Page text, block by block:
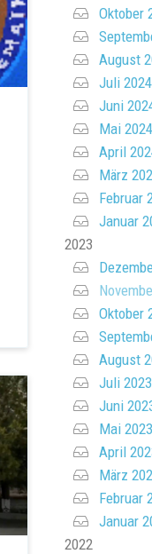
Oktober
August
Juli 2024
Juni
Mai 2024
April
März
Februar
Januar
2023
Oktober
August
Juli 2023
Juni
Mai 2023
April
März
Februar
Januar
2022